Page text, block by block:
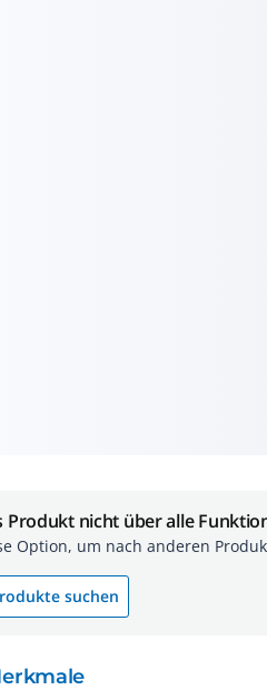
Produkt nicht über alle
Option, um nach anderen
suchen